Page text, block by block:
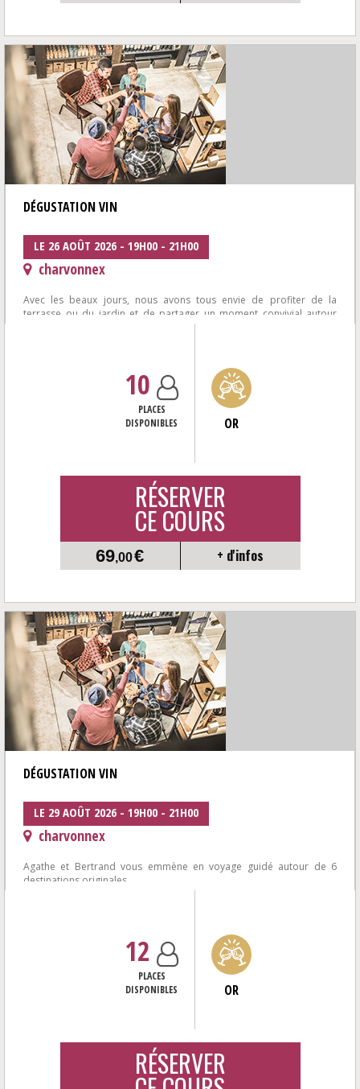
DÉGUSTATION VIN
LE 26 AOÛT 2026 - 19H00 - 21H00
charvonnex
Avec les beaux jours, nous avons tous envie de profiter de la
terrasse ou du jardin et de partager un moment convivial autour
10
PLACES
DISPONIBLES
OR
RÉSERVER
CE COURS
69,00€ + d'infos
DÉGUSTATION VIN
LE 29 AOÛT 2026 - 19H00 - 21H00
charvonnex
Agathe et Bertrand vous emmène en voyage guidé autour de 6
destinations originales
où surprises et gourmandises vous attendent à chaque étape...
12
PLACES
DISPONIBLES
OR
RÉSERVER